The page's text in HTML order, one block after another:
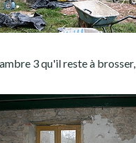
3 qu'il reste à brosser,